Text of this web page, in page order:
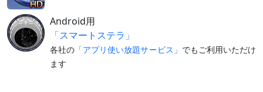
Android用
「スマートステラ」
各社の 「アプリ使い放題サービス」 でもご利用いただけ
ます